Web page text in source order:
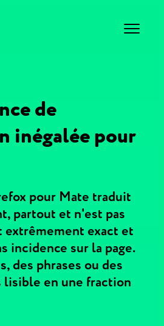
de
inégalée pour
pour Mate traduit
partout et n'est pas
extrêmement exact et
incidence sur la page.
des phrases ou des
lisible en une fraction